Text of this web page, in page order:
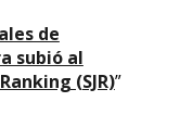
de
subió al
(SJR)”